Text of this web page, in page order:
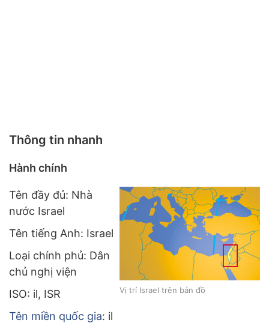
Thông tin nhanh
Hành chính
Vị trí Israel trên bản đồ
Tên đầy đủ: Nhà
nước Israel
Tên tiếng Anh: Israel
Loại chính phủ: Dân
chủ nghị viện
ISO: il, ISR
Tên miền quốc gia: il